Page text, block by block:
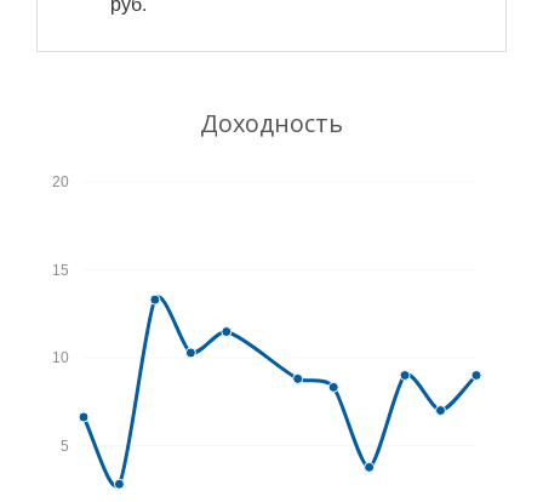
Доходность
5
10
15
20